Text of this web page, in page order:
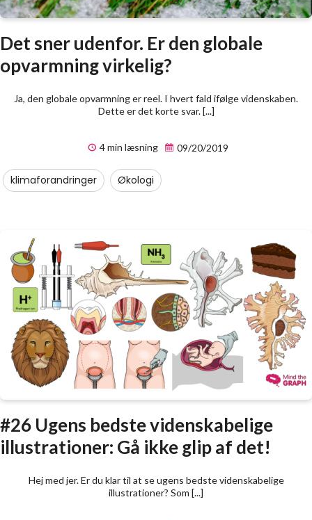
Det sner udenfor. Er den globale
opvarmning virkelig?
Ja, den globale opvarmning er reel. I hvert fald ifølge videnskaben.
Dette er det korte svar. [...]
4 min læsning 09/20/2019
klimaforandringer Økologi
#26 Ugens bedste videnskabelige
illustrationer: Gå ikke glip af det!
Hej med jer. Er du klar til at se ugens bedste videnskabelige
illustrationer? Som [...]